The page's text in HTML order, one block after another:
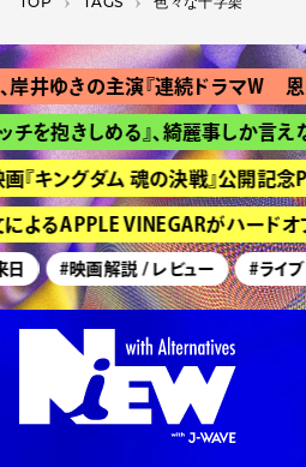
TOP T­A­G­S 色々な十字架
井ゆきの主演『連続ドラマＷ 恩
を抱きしめる』、綺麗事しか言え
キングダム 魂の決戦』公開記念
よるAPPLE VINEGARがハード
#映画解説 / レビュー #ライブ